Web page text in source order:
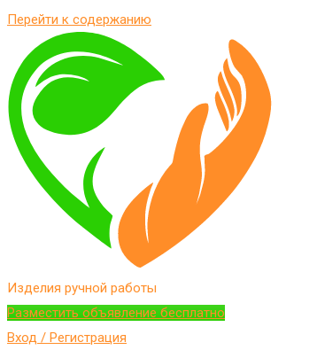
Перейти к содержанию
Изделия ручной работы
Разместить объявление бесплатно
Вход / Регистрация